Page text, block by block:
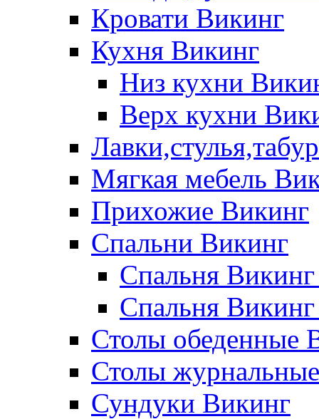
Кровати Викинг
Кухня Викинг
Низ кухни
Верх кухни
Мягкая мебель
Прихожие Викинг
Спальни Викинг
Спальня
Спальня
Столы обеденные
Столы
Сундуки Викинг